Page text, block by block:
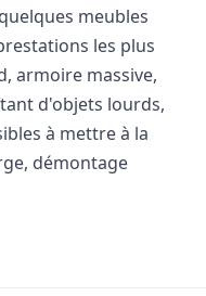
meubles
les plus
armoire massive,
d'objets lourds,
à mettre à la
démontage